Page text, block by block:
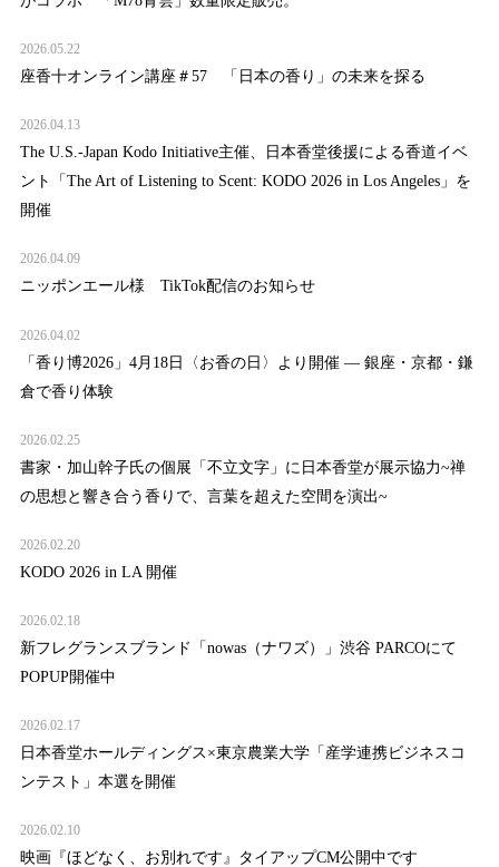
2026.05.22
座香十オンライン講座＃57 「日本の香り」の未来を探る
2026.04.13
The U.S.-Japan Kodo Initiative主催、日本香堂後援による香道イベ
ント「The Art of Listening to Scent: KODO 2026 in Los Angeles」を
開催
2026.04.09
ニッポンエール様 TikTok配信のお知らせ
2026.04.02
「香り博2026」4月18日〈お香の日〉より開催 — 銀座・京都・鎌
倉で香り体験
2026.02.25
書家・加山幹子氏の個展「不立文字」に日本香堂が展示協力~禅
の思想と響き合う香りで、言葉を超えた空間を演出~
2026.02.20
KODO 2026 in LA 開催
2026.02.18
新フレグランスブランド「nowas（ナワズ）」渋谷 PARCOにて
POPUP開催中
2026.02.17
日本香堂ホールディングス×東京農業大学「産学連携ビジネスコ
ンテスト」本選を開催
2026.02.10
映画『ほどなく、お別れです』タイアップCM公開中です